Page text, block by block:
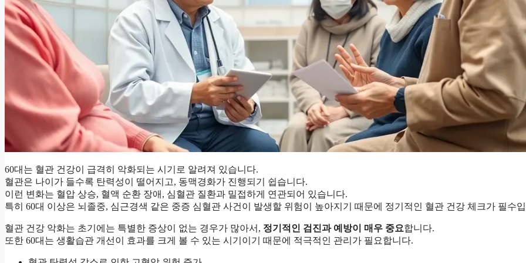
60대는 혈관 건강이 급격히 악화되는 시기로 알려져 있습니다.
혈관은 나이가 들수록 탄력성이 떨어지고, 동맥경화가 진행되기 쉽습니다.
이런 변화는 혈압 상승, 혈액 순환 장애, 심혈관 질환과 밀접하게 연관되어 있습니다.
특히 60대 이상은 뇌졸중, 심근경색 같은 중증 심혈관 사건이 발생할 위험이 높아지기 때문에 정기적인 혈관 건강 체크가 필수
혈관 건강 악화는 초기에는 특별한 증상이 없는 경우가 많아서, 정기적인 검진과 예방이 매우 중요합니다.
또한 60대는 생활습관 개선이 효과를 크게 볼 수 있는 시기이기 때문에 적극적인 관리가 필요합니다.